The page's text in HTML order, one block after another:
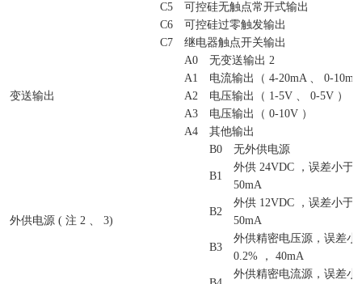
C5
可控硅无触点常开式输出
C6
可控硅过零触发输出
C7
继电器触点开关输出
变送输出
A0
无变送输出 2
A1
电流输出（ 4-20mA 、 0-
A2
电压输出（ 1-5V 、 0-5V ）
A3
电压输出（ 0-10V ）
A4
其他输出
外供电源 ( 注 2 、 3)
B0 无外供电源
B1
外供 24VDC ，误差小于
50mA
B2
外供 12VDC ，误差小于
50mA
B3
外供精密电压源，误差小
0.2% ， 40mA
外供精密电流源，误差小